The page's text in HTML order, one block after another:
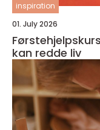
inspiration
01. July 2026
Førstehjelpskurs bergen
kan redde liv